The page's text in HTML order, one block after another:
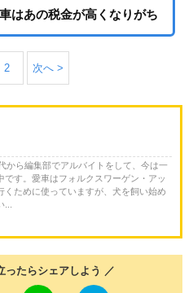
はあの税金が高くなりがち
2 次へ >
から編集部でアルバイトをして、今は一
です。愛車はフォルクスワーゲン・アッ
くために使っていますが、犬を飼い始め
ったらシェアしよう ／